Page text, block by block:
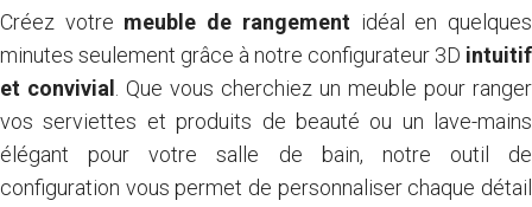
Créez votre meuble de rangementidéal en quelques
minutes seulement grâce à notre configurateur 3D intuitif
et convivial . Que vous cherchiez un meuble pour ranger
vos serviettes et produits de beauté ou un lave-mains
élégant pour votre salle de bain, notre outil de
configuration vous permet de personnaliser chaque détail